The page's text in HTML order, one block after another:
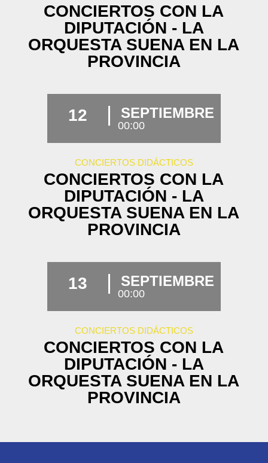
CONCIERTOS CON LA
DIPUTACIÓN - LA
ORQUESTA SUENA EN LA
PROVINCIA
12 SEPTIEMBRE
00:00
CONCIERTOS DIDÁCTICOS
CONCIERTOS CON LA
DIPUTACIÓN - LA
ORQUESTA SUENA EN LA
PROVINCIA
13 SEPTIEMBRE
00:00
CONCIERTOS DIDÁCTICOS
CONCIERTOS CON LA
DIPUTACIÓN - LA
ORQUESTA SUENA EN LA
PROVINCIA